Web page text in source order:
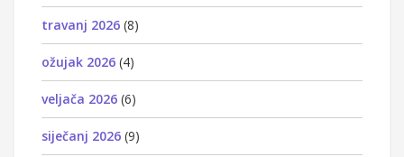
travanj 2026 (8)
ožujak 2026 (4)
veljača 2026 (6)
siječanj 2026 (9)